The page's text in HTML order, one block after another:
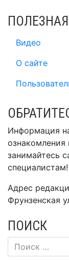
Видео
О сайте
Информация
ознакомления
занимайтесь
специалистам!
Адрес
Фрунзенская
ПОИСК